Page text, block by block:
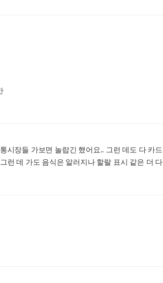
시장들 가보면 놀랍긴 했어요.. 그런 데도 다 카드
런 데 가도 음식은 알러지나 할랄 표시 같은 더 다